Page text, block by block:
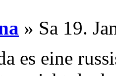
» Sa 19.
es eine